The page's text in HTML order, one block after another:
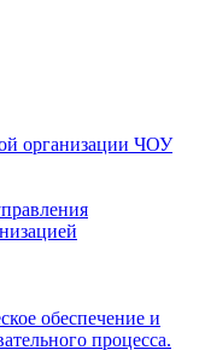
организации ЧОУ
обеспечение и
процесса.